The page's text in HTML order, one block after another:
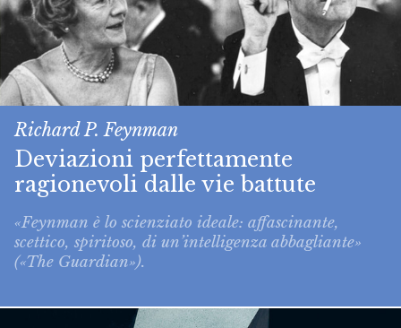
Richard P. Feynman
Deviazioni perfettamente
ragionevoli dalle vie battute
«Feynman è lo scienziato ideale: affascinante,
scettico, spiritoso, di un’intelligenza abbagliante»
(«The Guardian»).